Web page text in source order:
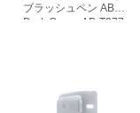
ブラッシュペン ABT
Dark Green AB-T277